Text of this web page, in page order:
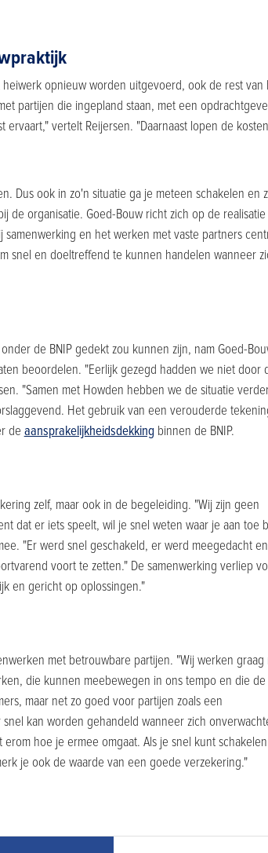
opnieuw worden uitgevoerd, ook de rest van
partijen die ingepland staan, met een
vertelt Reijersen. "Daarnaast lopen de
Dus ook in zo'n situatie ga je meteen schakelen en
de organisatie. Goed-Bouw richt zich op de realisatie
en het werken met vaste partners
snel en doeltreffend te kunnen handelen wanneer
de BNIP gedekt zou kunnen zijn, nam Goed-
beoordelen. "Eerlijk gezegd hadden we niet door
"Samen met Howden hebben we de situatie
Het gebruik van een verouderde
de aansprakelijkheidsdekking binnen de BNIP.
zelf, maar ook in de begeleiding. "Wij zijn geen
dat er iets speelt, wil je snel weten waar je aan toe
"Er werd snel geschakeld, er werd meegedacht
voort te zetten." De samenwerking verliep
en gericht op oplossingen."
met betrouwbare partijen. "Wij werken graag
die kunnen meebewegen in ons tempo en die
maar net zo goed voor partijen zoals een
kan worden gehandeld wanneer zich
hoe je ermee omgaat. Als je snel kunt
je ook de waarde van een goede verzekering."